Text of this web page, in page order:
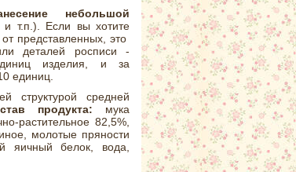
небольшой
т.п.). Если вы хотите
представленных, это
деталей росписи -
изделия, и за
единиц.
структурой средней
продукта: мука
растительное 82,5%,
молотые пряности
яичный белок, вода,